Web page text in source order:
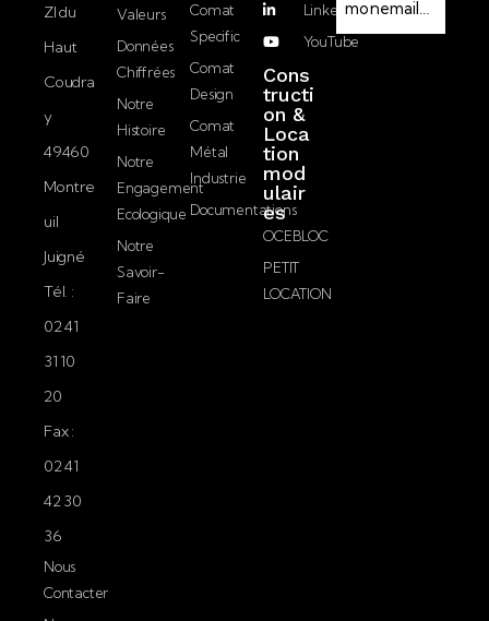
ZI du
Haut
Coudra
y
49460
Montre
uil
Juigné
Tél. :
02 41
31 10
20
Fax :
02 41
42 30
36
Nous
Contacter
Valeurs
Données
Chiffrées
Notre
Histoire
Notre
Engagement
Ecologique
Notre
Savoir-
Faire
Comat
Specific
Comat
Design
Comat
Métal
Industrie
Documentations
LinkedIn
YouTube
Cons
tructi
on &
Loca
tion
mod
ulair
es
OCEBLOC
PETIT
LOCATION
mail